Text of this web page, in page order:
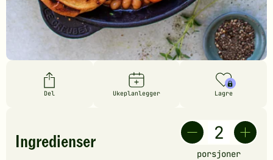
Del Ukeplanlegger Lagre
Ingredienser
porsjoner